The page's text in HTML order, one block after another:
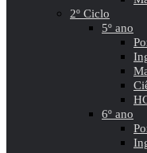
2º Ciclo
5º ano
6º ano